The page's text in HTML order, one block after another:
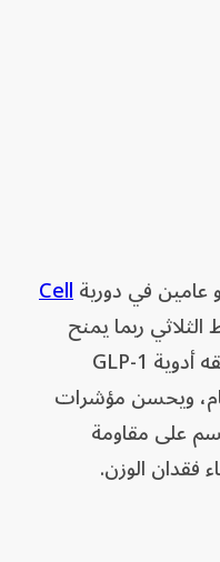
في دوريةCell
ربما يمنح
الدواء تأثيراً مركباً يتجاوز ما تحققه أدوية GLP-1
ويحسن مؤشرات
على مقاومة
فقدان الوزن.